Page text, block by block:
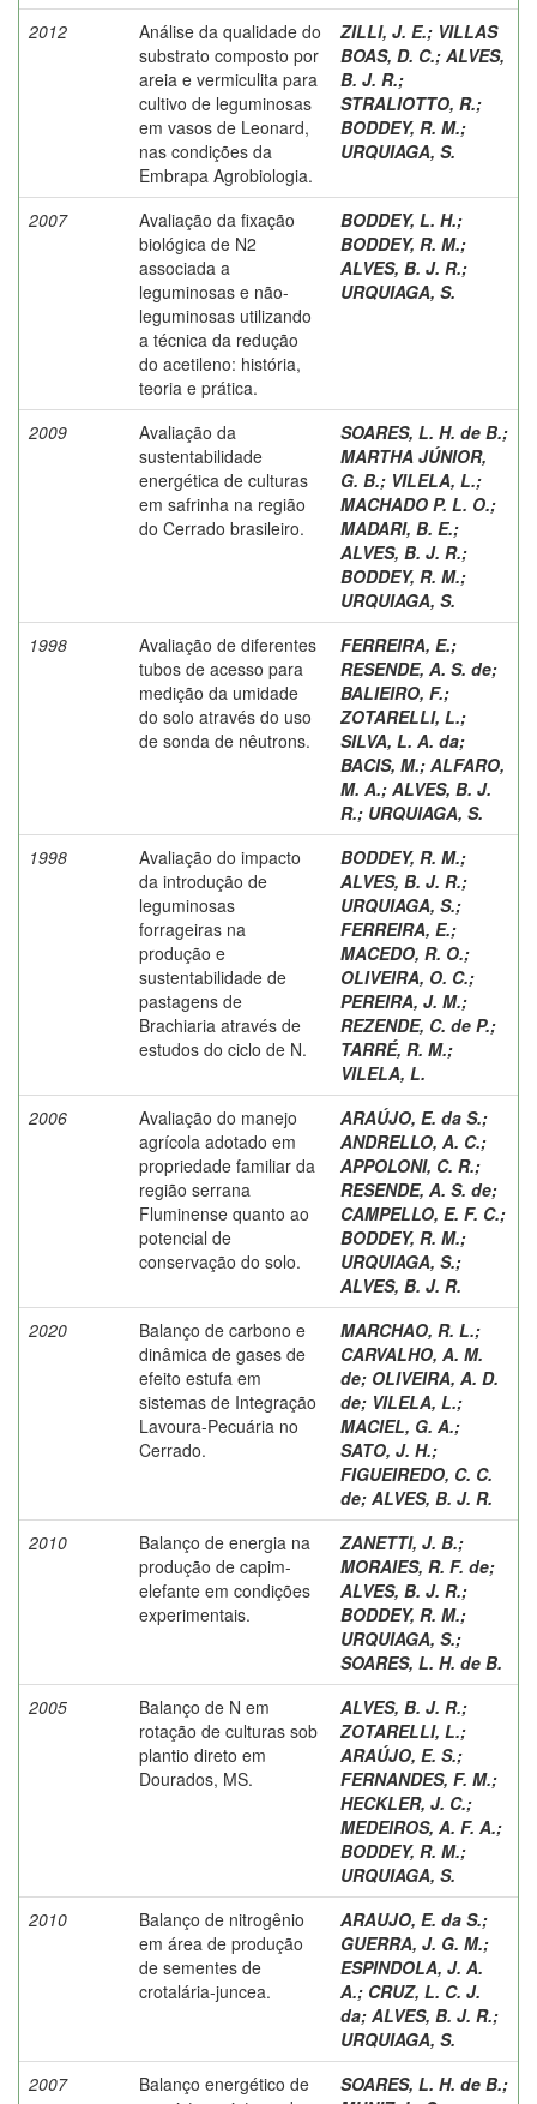
2012
Análise da qualidade do
substrato composto por
areia e vermiculita para
cultivo de leguminosas
em vasos de Leonard,
nas condições da
Embrapa Agrobiologia.
ZILLI, J. E.; VILLAS
BOAS, D. C.; ALVES,
B. J. R.;
STRALIOTTO, R.;
BODDEY, R. M.;
URQUIAGA, S.
2007
Avaliação da fixação
biológica de N2
associada a
leguminosas e não-
leguminosas utilizando
a técnica da redução
do acetileno: história,
teoria e prática.
BODDEY, L. H.;
BODDEY, R. M.;
ALVES, B. J. R.;
URQUIAGA, S.
2009
Avaliação da
sustentabilidade
energética de culturas
em safrinha na região
do Cerrado brasileiro.
SOARES, L. H. de B.;
MARTHA JÚNIOR,
G. B.; VILELA, L.;
MACHADO P. L. O.;
MADARI, B. E.;
ALVES, B. J. R.;
BODDEY, R. M.;
URQUIAGA, S.
1998
Avaliação de diferentes
tubos de acesso para
medição da umidade
do solo através do uso
de sonda de nêutrons.
FERREIRA, E.;
RESENDE, A. S. de;
BALIEIRO, F.;
ZOTARELLI, L.;
SILVA, L. A. da;
BACIS, M.; ALFARO,
M. A.; ALVES, B. J.
R.; URQUIAGA, S.
1998
Avaliação do impacto
da introdução de
leguminosas
forrageiras na
produção e
sustentabilidade de
pastagens de
Brachiaria através de
estudos do ciclo de N.
BODDEY, R. M.;
ALVES, B. J. R.;
URQUIAGA, S.;
FERREIRA, E.;
MACEDO, R. O.;
OLIVEIRA, O. C.;
PEREIRA, J. M.;
REZENDE, C. de P.;
TARRÉ, R. M.;
VILELA, L.
2006
Avaliação do manejo
agrícola adotado em
propriedade familiar da
região serrana
Fluminense quanto ao
potencial de
conservação do solo.
ARAÚJO, E. da S.;
ANDRELLO, A. C.;
APPOLONI, C. R.;
RESENDE, A. S. de;
CAMPELLO, E. F. C.;
BODDEY, R. M.;
URQUIAGA, S.;
ALVES, B. J. R.
2020
Balanço de carbono e
dinâmica de gases de
efeito estufa em
sistemas de Integração
Lavoura-Pecuária no
Cerrado.
MARCHAO, R. L.;
CARVALHO, A. M.
de; OLIVEIRA, A. D.
de; VILELA, L.;
MACIEL, G. A.;
SATO, J. H.;
FIGUEIREDO, C. C.
de; ALVES, B. J. R.
2010
Balanço de energia na
produção de capim-
elefante em condições
experimentais.
ZANETTI, J. B.;
MORAIES, R. F. de;
ALVES, B. J. R.;
BODDEY, R. M.;
URQUIAGA, S.;
SOARES, L. H. de B.
2005
Balanço de N em
rotação de culturas sob
plantio direto em
Dourados, MS.
ALVES, B. J. R.;
ZOTARELLI, L.;
ARAÚJO, E. S.;
FERNANDES, F. M.;
HECKLER, J. C.;
MEDEIROS, A. F. A.;
BODDEY, R. M.;
URQUIAGA, S.
2010
Balanço de nitrogênio
em área de produção
de sementes de
crotalária-juncea.
ARAUJO, E. da S.;
GUERRA, J. G. M.;
ESPINDOLA, J. A.
A.; CRUZ, L. C. J.
da; ALVES, B. J. R.;
URQUIAGA, S.
2007
Balanço energético de
SOARES, L. H. de B.;